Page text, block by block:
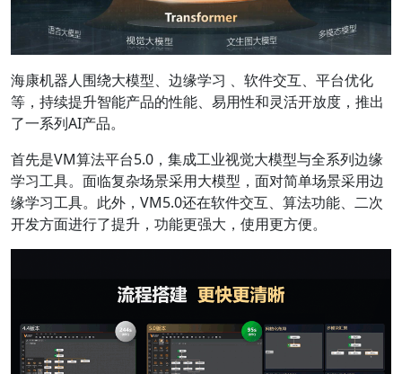
海康机器人围绕大模型、边缘学习 、软件交互、平台优化
等，持续提升智能产品的性能、易用性和灵活开放度，推出
了一系列AI产品。
首先是VM算法平台5.0，集成工业视觉大模型与全系列边缘
学习工具。面临复杂场景采用大模型，面对简单场景采用边
缘学习工具。此外，VM5.0还在软件交互、算法功能、二次
开发方面进行了提升，功能更强大，使用更方便。